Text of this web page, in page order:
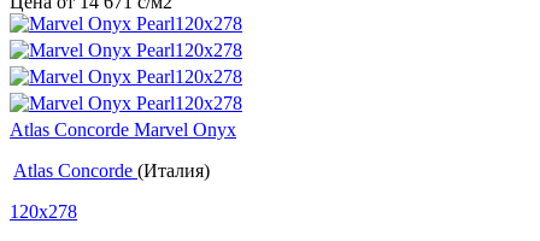
Atlas Concorde Marvel Onyx
Atlas Concorde (Италия)
120x278